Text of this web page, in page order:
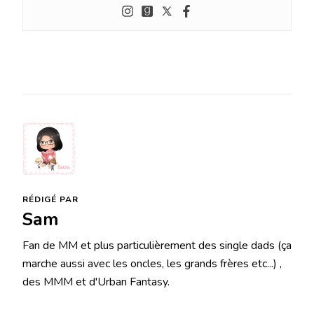
RÉDIGÉ PAR
Sam
Fan de MM et plus particulièrement des single dads (ça
marche aussi avec les oncles, les grands frères etc...) ,
des MMM et d'Urban Fantasy.